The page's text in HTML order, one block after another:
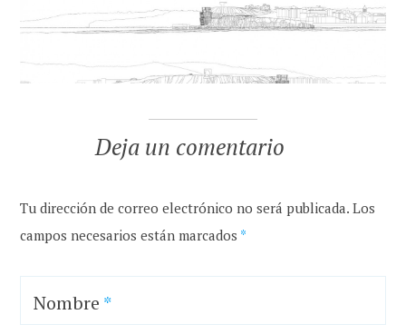
Deja un comentario
Tu dirección de correo electrónico no será publicada. Los
campos necesarios están marcados *
Nombre *